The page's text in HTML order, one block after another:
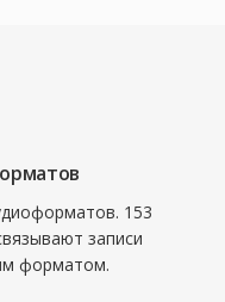
153
записи
форматом.